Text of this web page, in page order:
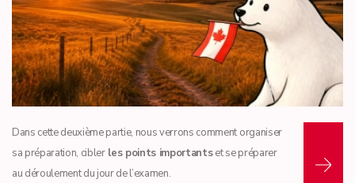
Dans cette deuxième partie, nous verrons comment organiser
sa préparation, ciblerles points importantset se préparer
au déroulement du jour de l’examen.